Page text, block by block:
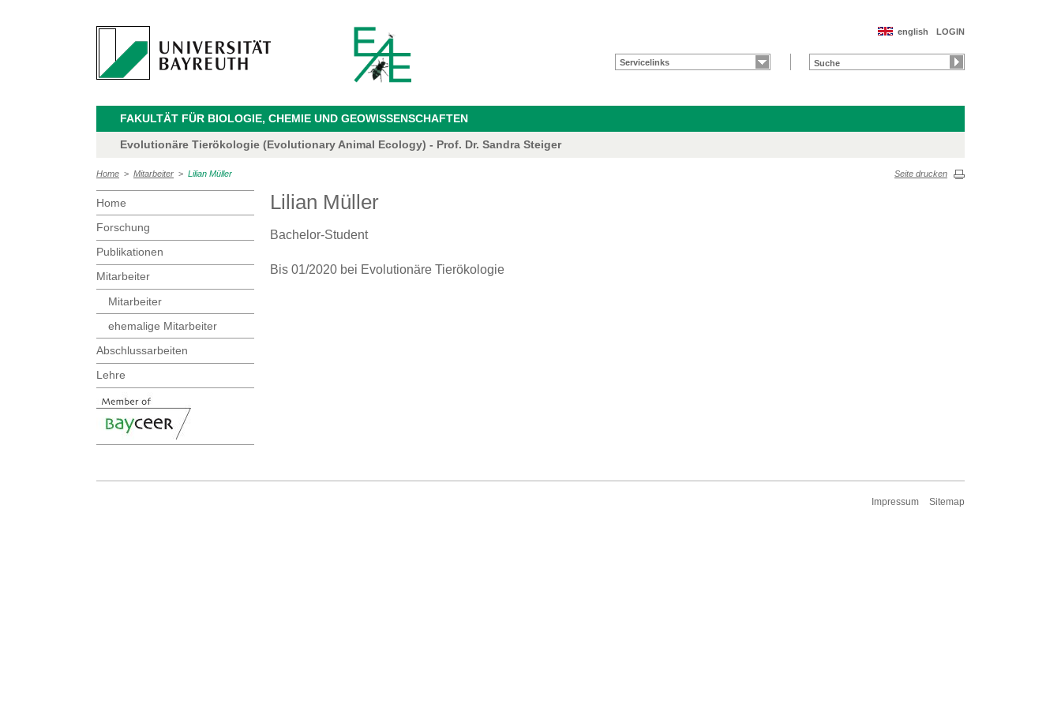
LOGIN
english
Servicelinks
FAKULTÄT FÜR BIOLOGIE, CHEMIE UND GEOWISSENSCHAFTEN
Evolutionäre Tierökologie (Evolutionary Animal Ecology) - Prof. Dr. Sandra Steiger
Home > Mitarbeiter > Lilian Müller Seite drucken
Home
Forschung
Publikationen
Mitarbeiter
Mitarbeiter
ehemalige Mitarbeiter
Abschlussarbeiten
Lehre
Lilian Müller
Bachelor-Student
Bis 01/2020 bei Evolutionäre Tierökologie
Impressum Sitemap